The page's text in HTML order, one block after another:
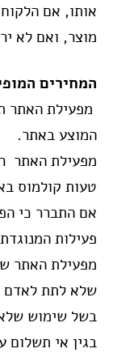
אותו, אם הלקוח
מוצר, ואם לא
המחירים
מפעילת האתר
המוצע באתר.
מפעילת האתר
טעות קולמוס
אם התברר כי
פעילות
מפעילת האתר
שלא לתת לאדם
בשל שימוש שלא
בגין אי תשלום